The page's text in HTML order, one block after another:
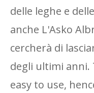
delle leghe e
anche L'Asko
cercherà di
degli ultimi
easy to use,